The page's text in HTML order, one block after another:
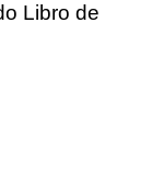
Libro de